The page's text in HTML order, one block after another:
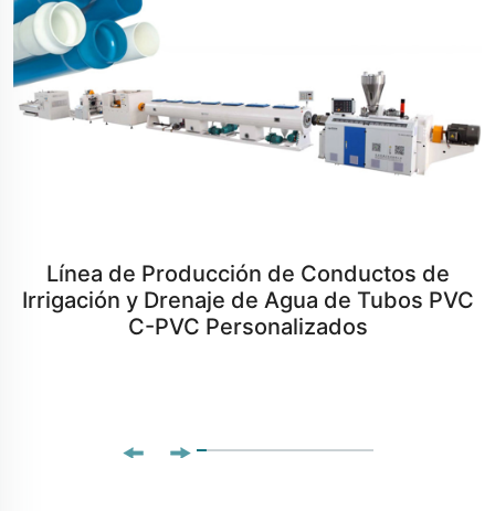
Línea de Producción de Conductos de
Irrigación y Drenaje de Agua de Tubos PVC
C-PVC Personalizados